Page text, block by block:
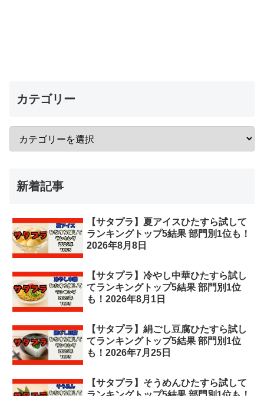
カテゴリー
新着記事
【サタプラ】夏アイスひたすら試して
ランキングトップ5結果 部門別1位も！
2026年8月8日
【サタプラ】冷やし中華ひたすら試し
てランキングトップ5結果 部門別1位
も！2026年8月1日
【サタプラ】絹ごし豆腐ひたすら試し
てランキングトップ5結果 部門別1位
も！2026年7月25日
【サタプラ】そうめんひたすら試して